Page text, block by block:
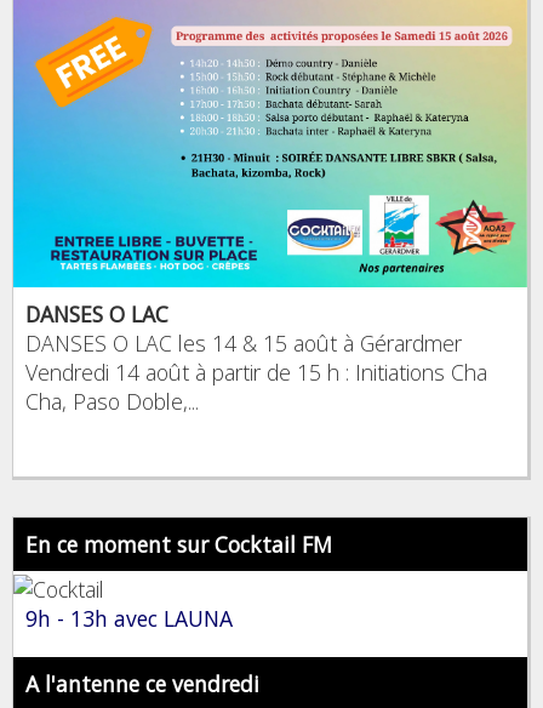
DANSES O LAC
DANSES O LAC les 14 & 15 août à Gérardmer
Vendredi 14 août à partir de 15 h : Initiations Cha
Cha, Paso Doble,...
En ce moment sur Cocktail FM
9h - 13h avec LAUNA
A l'antenne ce vendredi